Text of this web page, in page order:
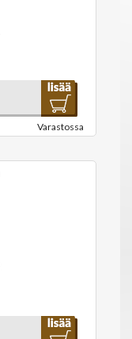
Varastossa